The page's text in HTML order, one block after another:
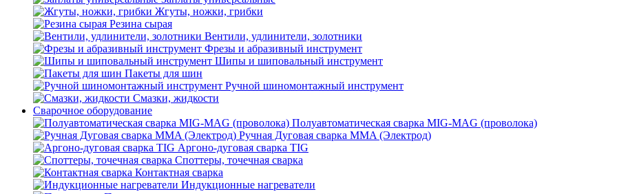
Жгуты, ножки, грибки
Резина сырая
Вентили, удлинители, золотники
Фрезы и абразивный инструмент
Шипы и шиповальный инструмент
Пакеты для шин
Ручной шиномонтажный инструмент
Смазки, жидкости
Сварочное оборудование
Полуавтоматическая сварка MIG-MAG (проволока)
Ручная Дуговая сварка MMA (Электрод)
Аргоно-дуговая сварка TIG
Споттеры, точечная сварка
Контактная сварка
Индукционные нагреватели